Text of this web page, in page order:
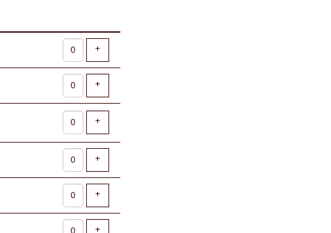
+Voeg ticket toe
+Voeg ticket toe
+Voeg ticket toe
+Voeg ticket toe
+Voeg ticket toe